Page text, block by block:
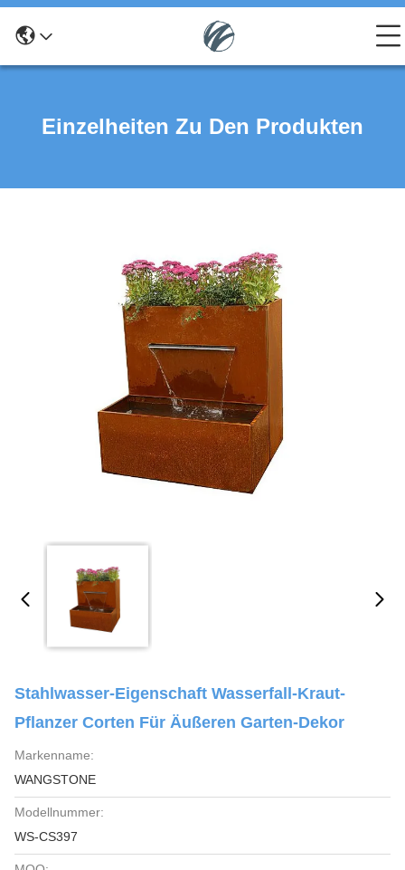
Einzelheiten Zu Den Produkten
Stahlwasser-Eigenschaft Wasserfall-Kraut-
Pflanzer Corten Für Äußeren Garten-Dekor
Markenname:
WANGSTONE
Modellnummer:
WS-CS397